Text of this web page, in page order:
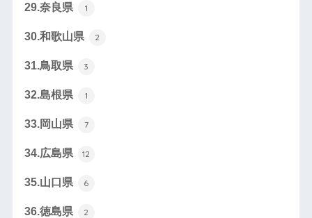
29.奈良県 1
30.和歌山県 2
31.鳥取県 3
32.島根県 1
33.岡山県 7
34.広島県 12
35.山口県 6
36.徳島県 2